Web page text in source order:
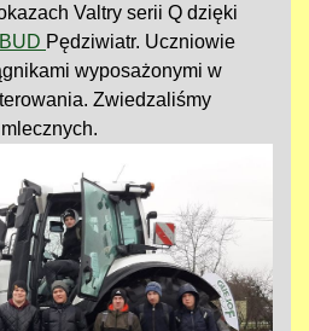
Valtry serii Q dzięki
Pędziwiatr. Uczniowie
wyposażonymi w
Zwiedzaliśmy